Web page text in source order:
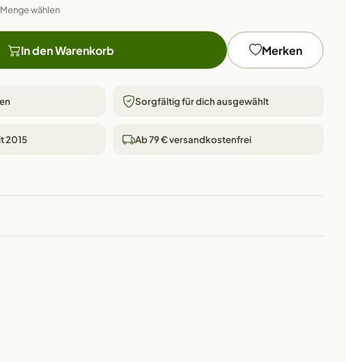
Menge wählen
In den Warenkorb Merken
Sorgfältig für dich ausgewählt
2015 Ab 79 € versandkostenfrei